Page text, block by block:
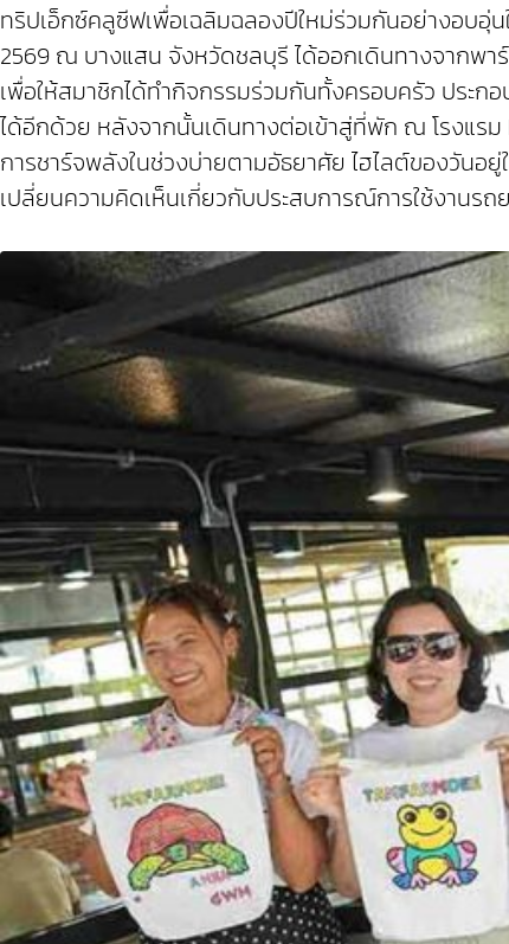
ทริปเอ็กซ์คลูซีฟเพื่อเฉลิมฉลองปีใหม่ร่วมกันอย่างอบอุ่
2569 ณ บางแสน จังหวัดชลบุรี ได้ออกเดินทางจากพา
เพื่อให้สมาชิกได้ทำกิจกรรมร่วมกันทั้งครอบครัว ประก
ได้อีกด้วย หลังจากนั้นเดินทางต่อเข้าสู่ที่พัก ณ โรงแร
การชาร์จพลังในช่วงบ่ายตามอัธยาศัย ไฮไลต์ของวัน
เปลี่ยนความคิดเห็นเกี่ยวกับประสบการณ์การใช้งานร